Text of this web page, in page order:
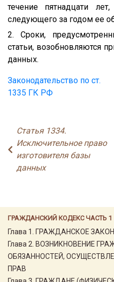
ГРАЖДАНСКИЙ КОДЕКС ЧАСТЬ 1
Глава 1. ГРАЖДАНСКОЕ
Глава 2. ВОЗНИКНОВЕНИЕ
ОБЯЗАННОСТЕЙ,
ПРАВ
течение пятнадцати
следующего за годом ее
2. Сроки,
статьи, возобновляются
данных.
Законодательство по ст.
1335 ГК РФ
Статья 1334.
Исключительное право
изготовителя базы
данных